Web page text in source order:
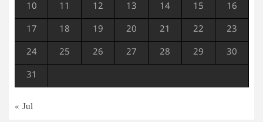
10 11 12 13 14 15 16
17 18 19 20 21 22 23
24 25 26 27 28 29 30
31
« Jul